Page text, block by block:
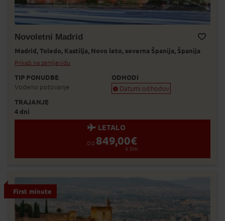
Novoletni Madrid
Dodaj v Moj izbor
Madrid, Toledo, Kastilja, Novo leto, severna Španija, Španija
Prikaži na zemljevidu
TIP PONUDBE
Vodeno potovanje
ODHODI
Datumi odhodov
prodaje.
TRAJANJE
4 dni
LETALO
OD 849,00€
4 DNI
First minute